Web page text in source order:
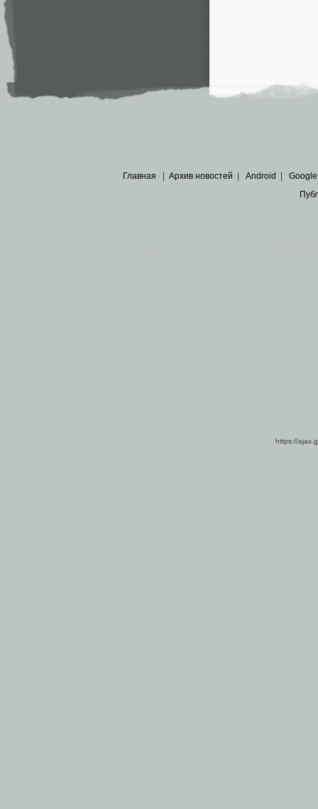
Главная Архив новостей Android Google
https://